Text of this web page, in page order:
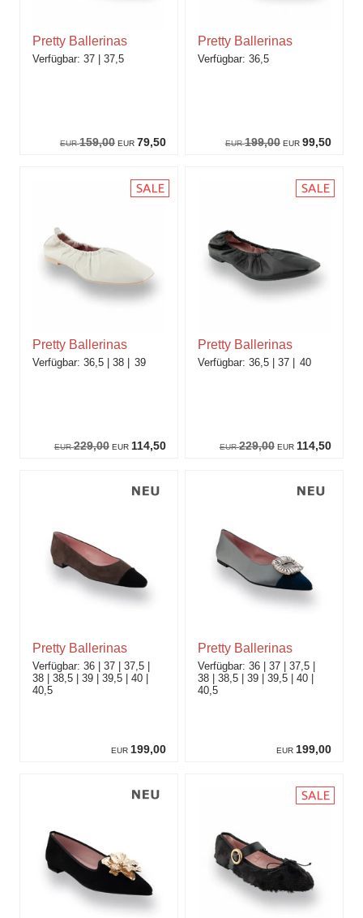
EUR159,00EUR 79,50
Pretty Ballerinas
37 37,5
EUR199,00EUR 99,50
Pretty Ballerinas
36,5
EUR229,00EUR 114,50
Pretty Ballerinas
36,5 38 39
EUR229,00EUR 114,50
Pretty Ballerinas
36,5 37 40
EUR 199,00
Pretty Ballerinas
36 37
37,5
38
38,5 39 39,5
40
40,5
EUR 199,00
Pretty Ballerinas
36 37
37,5
38
38,5 39 39,5
40
40,5